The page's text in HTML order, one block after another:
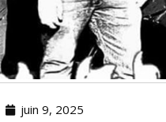
juin 9, 2025